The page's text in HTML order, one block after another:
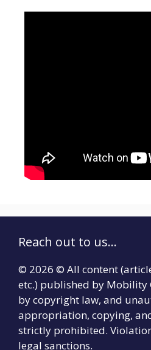
Reach out to us...
© 2026 © All content
etc.) published by Mobility
by copyright law, and
appropriation, copying,
strictly prohibited.
legal sanctions.